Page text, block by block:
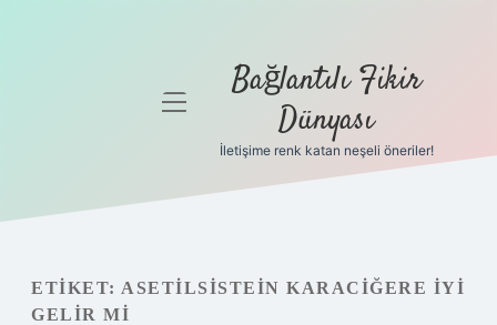
Gizlilik
Yasal Uyarı
menüyü
Bağlantılı Fikir
Dünyası
İletişime renk katan neşeli öneriler!
ETIKET: ASETILSISTEIN KARACIĞERE IYI
GELIR MI